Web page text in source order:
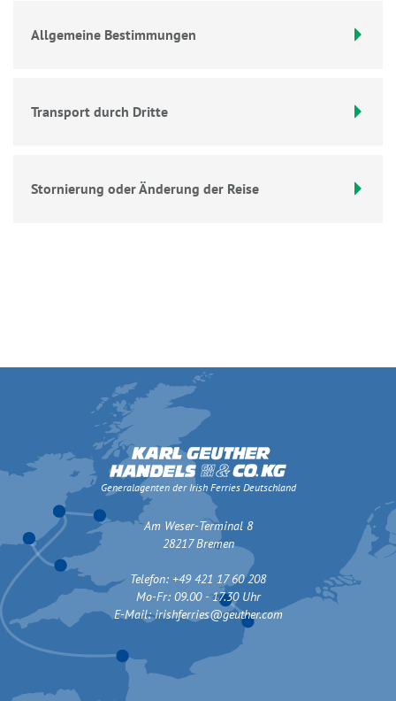
Allgemeine Bestimmungen
Transport durch Dritte
Stornierung oder Änderung der Reise
Generalagenten der Irish Ferries Deutschland
Am Weser-Terminal 8
28217 Bremen
Telefon: +49 421 17 60 208
Mo-Fr: 09.00 - 17.30 Uhr
E-Mail:irishferries@geuther.com